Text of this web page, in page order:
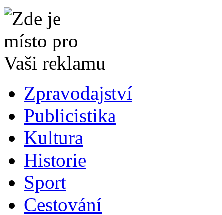
Zpravodajství
Publicistika
Kultura
Historie
Sport
Cestování